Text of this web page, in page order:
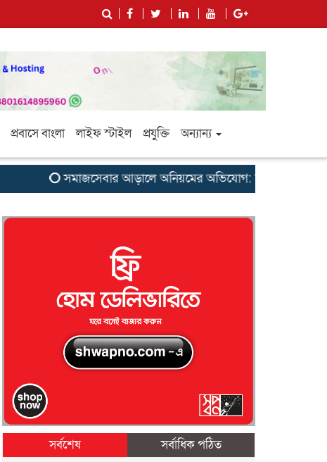
প্রবাসে বাংলা লাইফ স্টাইল প্রযুক্তি অন্যান্য
সমাজসেবার আড়ালে অনিয়মের অভিযোগ: সুবর্ণচরের এনজিও
সর্বশেষ
সর্বাধিক পঠিত